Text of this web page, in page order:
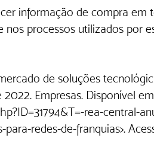
informação de compra em
processos utilizados por
de soluções
Empresas. Disponível em
rea-central-
redes-de-franquias>.